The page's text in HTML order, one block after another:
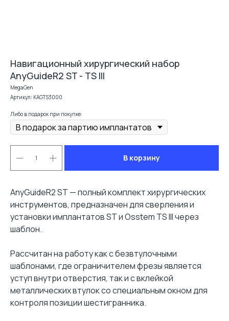
Навигационный хирургический набор
AnyGuideR2 ST - TS III
MegaGen
Артикул: KAGTS3000
Либо в подарок при покупке:
В корзину
AnyGuideR2 ST — полный комплект хирургических
инструментов, предназначен для сверления и
установки имплантатов ST и Osstem TS III через
шаблон.
Рассчитан на работу как с безвтулочными
шаблонами, где ограничителем фрезы является
уступ внутри отверстия, так и с вклейкой
металлических втулок со специальным окном для
контроля позиции шестигранника.